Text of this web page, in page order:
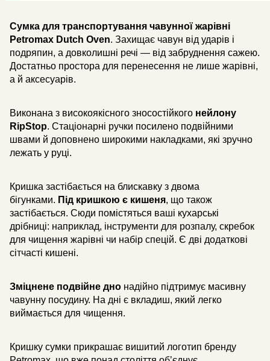
Сумка для транспортування чавунної жарівні
Petromax Dutch Oven. Захищає чавун від ударів і
подряпин, а довколишні речі — від забруднення сажею.
Достатньо простора для перенесення не лише жарівні,
а й аксесуарів.
Виконана з високоякісного зносостійкого нейлону
RipStop. Стаціонарні ручки посилено подвійними
швами й доповнено широкими накладками, які зручно
лежать у руці.
Кришка застібається на блискавку з двома
бігунками. Під кришкою є кишеня, що також
застібається. Сюди помістяться ваші кухарські
дрібниці: наприклад, інструменти для розпалу, скребок
для чищення жарівні чи набір спецій. Є дві додаткові
сітчасті кишені.
Зміцнене подвійне дно надійно підтримує масивну
чавунну посудину. На дні є вкладиш, який легко
виймається для чищення.
Кришку сумки прикрашає вишитий логотип бренду